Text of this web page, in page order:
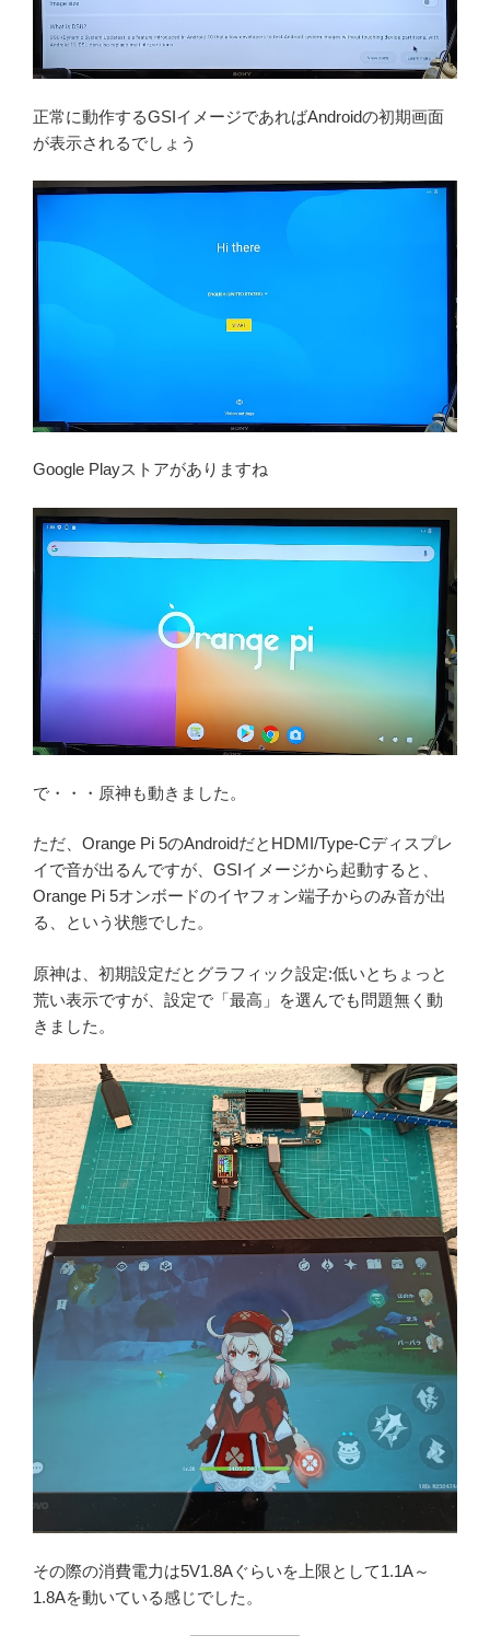
正常に動作するGSIイメージであればAndroidの初期画面
が表示されるでしょう
Google Playストアがありますね
で・・・原神も動きました。
ただ、Orange Pi 5のAndroidだとHDMI/Type-Cディスプレ
イで音が出るんですが、GSIイメージから起動すると、
Orange Pi 5オンボードのイヤフォン端子からのみ音が出
る、という状態でした。
原神は、初期設定だとグラフィック設定:低いとちょっと
荒い表示ですが、設定で「最高」を選んでも問題無く動
きました。
その際の消費電力は5V1.8Aぐらいを上限として1.1A～
1.8Aを動いている感じでした。